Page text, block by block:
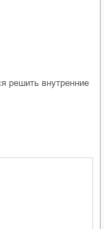
решить внутренние